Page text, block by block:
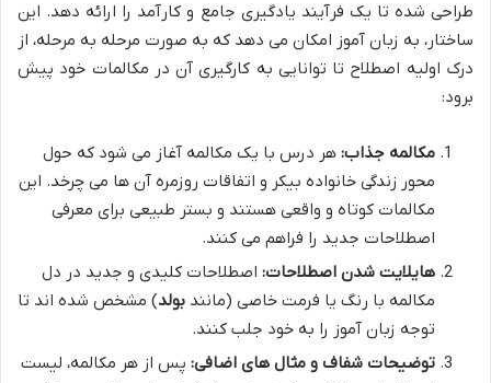
طراحی شده تا یک فرآیند یادگیری جامع و کارآمد را ارائه دهد. این
ساختار، به زبان آموز امکان می دهد که به صورت مرحله به مرحله، از
درک اولیه اصطلاح تا توانایی به کارگیری آن در مکالمات خود پیش
برود:
مکالمه جذاب: هر درس با یک مکالمه آغاز می شود که حول
محور زندگی خانواده بیکر و اتفاقات روزمره آن ها می چرخد. این
مکالمات کوتاه و واقعی هستند و بستر طبیعی برای معرفی
اصطلاحات جدید را فراهم می کنند.
هایلایت شدن اصطلاحات: اصطلاحات کلیدی و جدید در دل
مکالمه با رنگ یا فرمت خاصی (مانند بولد) مشخص شده اند تا
توجه زبان آموز را به خود جلب کنند.
توضیحات شفاف و مثال های اضافی: پس از هر مکالمه، لیست